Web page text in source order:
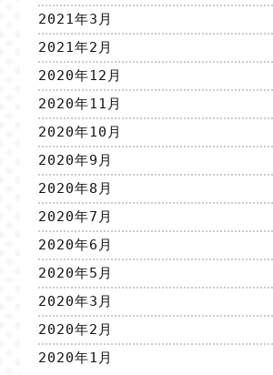
2021年3月
2021年2月
2020年12月
2020年11月
2020年10月
2020年9月
2020年8月
2020年7月
2020年6月
2020年5月
2020年3月
2020年2月
2020年1月